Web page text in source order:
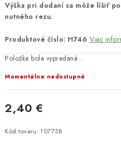
Výška pri dodaní sa môže líšiť
nutného rezu.
Produktové číslo: H746 Viac
Položka bola vypredaná…
Momentálne nedostupné
2,40 €
Kód tovaru: 107758